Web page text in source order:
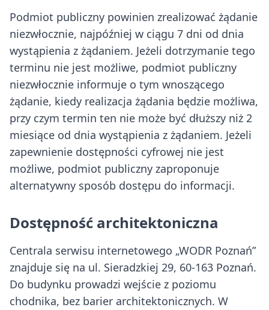
Podmiot publiczny powinien zrealizować żądanie
niezwłocznie, najpóźniej w ciągu 7 dni od dnia
wystąpienia z żądaniem. Jeżeli dotrzymanie tego
terminu nie jest możliwe, podmiot publiczny
niezwłocznie informuje o tym wnoszącego
żądanie, kiedy realizacja żądania będzie możliwa,
przy czym termin ten nie może być dłuższy niż 2
miesiące od dnia wystąpienia z żądaniem. Jeżeli
zapewnienie dostępności cyfrowej nie jest
możliwe, podmiot publiczny zaproponuje
alternatywny sposób dostępu do informacji.
Dostępność architektoniczna
Centrala serwisu internetowego „WODR Poznań”
znajduje się na ul. Sieradzkiej 29, 60-163 Poznań.
Do budynku prowadzi wejście z poziomu
chodnika, bez barier architektonicznych. W